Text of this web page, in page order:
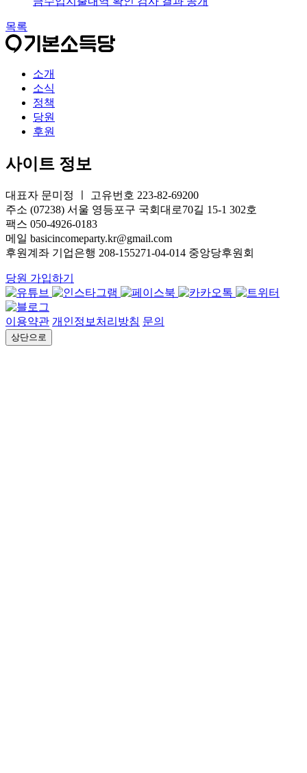
목록
소개
소식
정책
당원
후원
사이트 정보
대표자 문미정 ㅣ 고유번호 223-82-69200
주소 (07238) 서울 영등포구 국회대로70길 15-1 302호
팩스 050-4926-0183
메일 basicincomeparty.kr@gmail.com
후원계좌 기업은행 208-155271-04-014 중앙당후원회
당원 가입하기
이용약관 개인정보처리방침 문의
상단으로